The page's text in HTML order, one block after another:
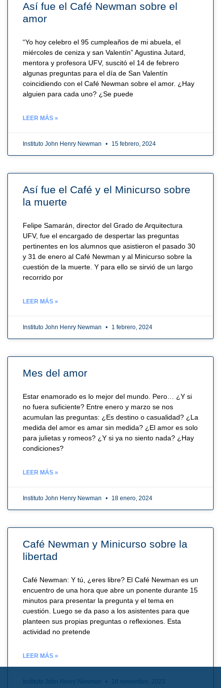
Así fue el Café Newman sobre el
amor
“Yo hoy celebro el 95 cumpleaños de mi abuela, el
miércoles de ceniza y san Valentín” Agustina Jutard,
mentora y profesora UFV, suscitó el 14 de febrero
algunas preguntas para el día de San Valentín
coincidiendo con el Café Newman sobre el amor. ¿Hay
alguien para cada uno? ¿Se puede
LEER MÁS »
Instituto John Henry Newman 15 febrero, 2024
Así fue el Café y el Minicurso sobre
la muerte
Felipe Samarán, director del Grado de Arquitectura
UFV, fue el encargado de despertar las preguntas
pertinentes en los alumnos que asistieron el pasado 30
y 31 de enero al Café Newman y al Minicurso sobre la
cuestión de la muerte. Y para ello se sirvió de un largo
recorrido por
LEER MÁS »
Instituto John Henry Newman 1 febrero, 2024
Mes del amor
Estar enamorado es lo mejor del mundo. Pero… ¿Y si
no fuera suficiente? Entre enero y marzo se nos
acumulan las preguntas: ¿Es destino o casualidad? ¿La
medida del amor es amar sin medida? ¿El amor es solo
para julietas y romeos? ¿Y si ya no siento nada? ¿Hay
condiciones?
LEER MÁS »
Instituto John Henry Newman 18 enero, 2024
Café Newman y Minicurso sobre la
libertad
Café Newman: Y tú, ¿eres libre? El Café Newman es un
encuentro de una hora que abre un ponente durante 15
minutos para presentar la pregunta y el tema en
cuestión. Luego se da paso a los asistentes para que
planteen sus propias preguntas o reflexiones. Esta
actividad no pretende
LEER MÁS »
Instituto John Henry Newman 16 noviembre, 2023